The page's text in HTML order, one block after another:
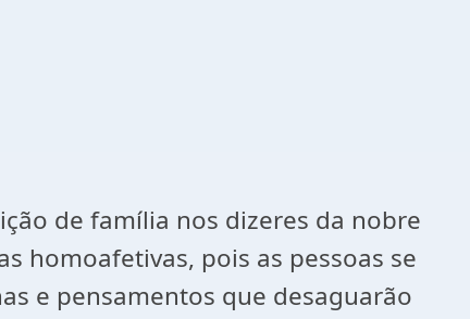
de família nos dizeres da nobre
homoafetivas, pois as pessoas se
e pensamentos que desaguarão